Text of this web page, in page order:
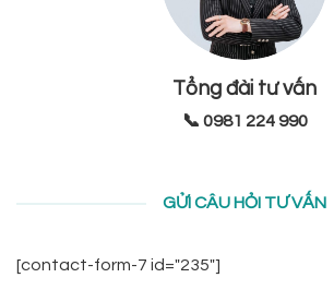
Tổng đài tư vấn
📞 0981 224 990
GỬI CÂU HỎI TƯ VẤN
[contact-form-7 id="235"]